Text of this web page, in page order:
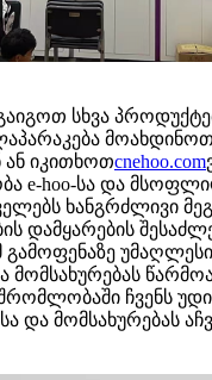
სხვა
ან იკითხოთcnehoo.com
e-hoo-სა და
ხანგრძლივი
დამყარების
გამოფენაზე
მომსახურებას
ჩვენს
მომსახურებას